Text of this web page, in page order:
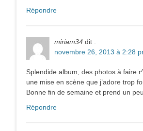
Répondre
miriam34 dit :
novembre 26, 2013 à 2:28
Splendide album, des photos à faire
une mise en scène que j’adore trop
Bonne fin de semaine et prend un
Répondre